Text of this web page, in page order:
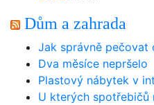
Dům a zahrada
Jak správně pečovat
Dva měsíce nepršelo
Plastový nábytek v
U kterých spotřebičů